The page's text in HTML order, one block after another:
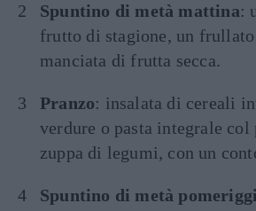
Spuntino di metà mattina:
frutto di stagione, un
manciata di frutta secca.
Pranzo: insalata di cereali
verdure o pasta integrale col
zuppa di legumi, con un
Spuntino di metà